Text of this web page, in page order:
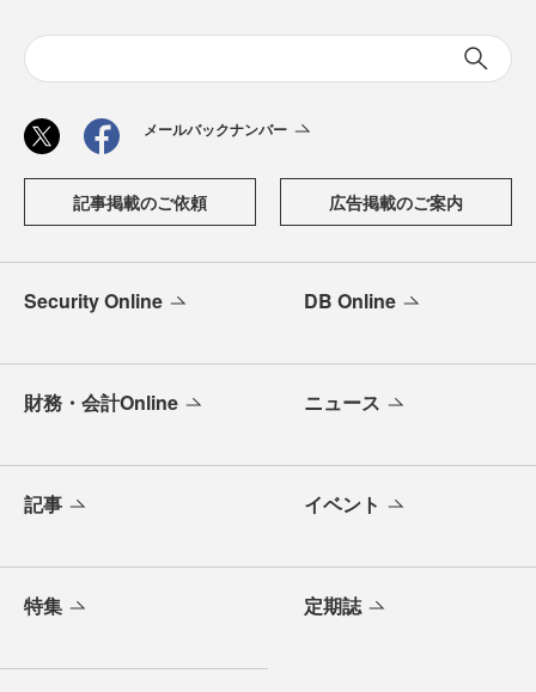
メールバックナンバー
記事掲載のご依頼 広告掲載のご案内
Security Online DB Online
財務・会計Online ニュース
記事 イベント
特集 定期誌